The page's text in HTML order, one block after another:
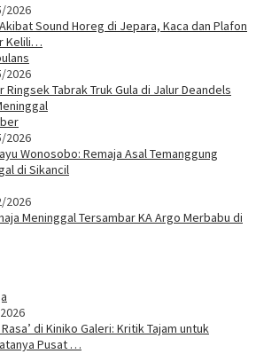
2026
Sound Horeg di Jepara, Kaca dan Plafon
Kelili…
2026
Ringsek Tabrak Truk Gula di Jalur Deandels
2026
Wonosobo: Remaja Asal Temanggung
di Sikancil
2026
Meninggal Tersambar KA Argo Merbabu di
di Kiniko Galeri: Kritik Tajam untuk
Pusat …